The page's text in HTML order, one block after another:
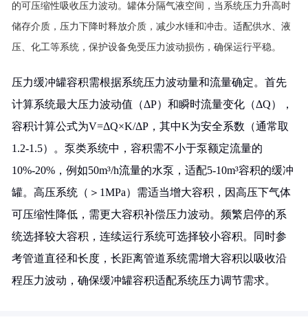
的可压缩性吸收压力波动。罐体分隔气液空间，当系统压力升高时
储存介质，压力下降时释放介质，减少水锤和冲击。适配供水、液
压、化工等系统，保护设备免受压力波动损伤，确保运行平稳。
压力缓冲罐容积需根据系统压力波动量和流量确定。首先
计算系统最大压力波动值（ΔP）和瞬时流量变化（ΔQ），
容积计算公式为V=ΔQ×K/ΔP，其中K为安全系数（通常取
1.2-1.5）。泵类系统中，容积需不小于泵额定流量的
10%-20%，例如50m³/h流量的水泵，适配5-10m³容积的缓冲
罐。高压系统（＞1MPa）需适当增大容积，因高压下气体
可压缩性降低，需更大容积补偿压力波动。频繁启停的系
统选择较大容积，连续运行系统可选择较小容积。同时参
考管道直径和长度，长距离管道系统需增大容积以吸收沿
程压力波动，确保缓冲罐容积适配系统压力调节需求。